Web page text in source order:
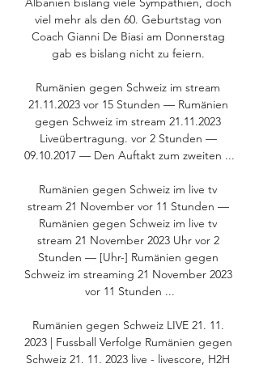
viel mehr als den 60. Geburtstag von
Coach Gianni De Biasi am Donnerstag
gab es bislang nicht zu feiern.
Rumänien gegen Schweiz im stream
21.11.2023 vor 15 Stunden — Rumänien
gegen Schweiz im stream 21.11.2023
Liveübertragung. vor 2 Stunden —
09.10.2017 — Den Auftakt zum zweiten ...
Rumänien gegen Schweiz im live tv
stream 21 November vor 11 Stunden —
Rumänien gegen Schweiz im live tv
stream 21 November 2023 Uhr vor 2
Stunden — [Uhr-] Rumänien gegen
Schweiz im streaming 21 November 2023
vor 11 Stunden ...
Rumänien gegen Schweiz LIVE 21. 11.
2023 | Fussball Verfolge Rumänien gegen
Schweiz 21. 11. 2023 live - livescore, H2H